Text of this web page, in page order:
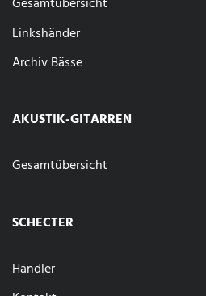
Linkshänder
Archiv Bässe
AKUSTIK-GITARREN
Gesamtübersicht
SCHECTER
Händler